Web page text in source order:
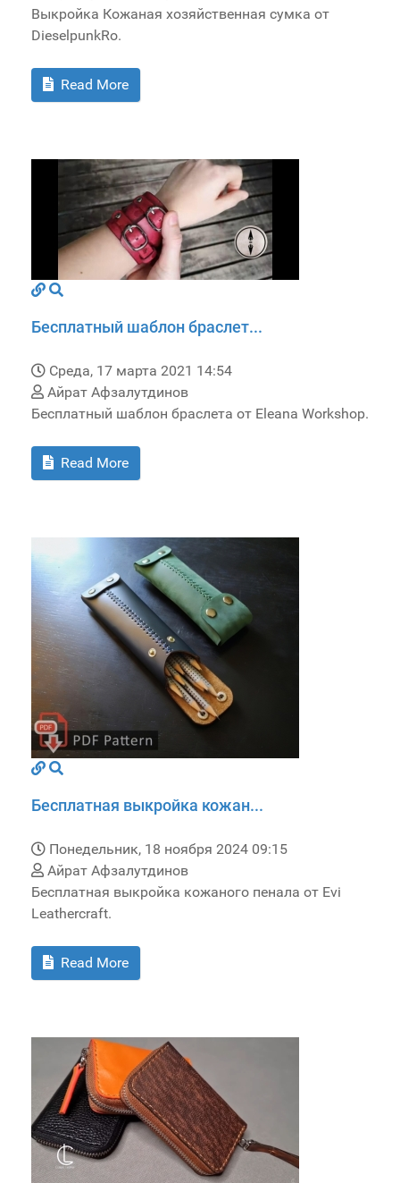
Выкройка Кожаная хозяйственная сумка от
DieselpunkRo.
Read More
Бесплатный шаблон браслет...
Среда, 17 марта 2021 14:54
Айрат Афзалутдинов
Бесплатный шаблон браслета от Eleana Workshop.
Read More
Бесплатная выкройка кожан...
Понедельник, 18 ноября 2024 09:15
Айрат Афзалутдинов
Бесплатная выкройка кожаного пенала от Evi
Leathercraft.
Read More